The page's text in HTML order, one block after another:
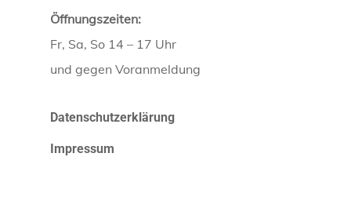
Öffnungszeiten:
Fr, Sa, So 14 – 17 Uhr
und gegen Voranmeldung
Datenschutzerklärung
Impressum